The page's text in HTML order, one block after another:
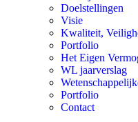
Doelstellingen
Visie
Kwaliteit,
Portfolio
Het Eigen
WL jaarverslag
Portfolio
Contact